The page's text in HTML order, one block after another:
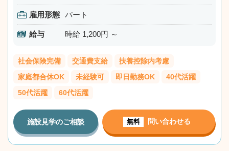
雇用形態 パート
給与 時給 1,200円 ～
社会保険完備 交通費支給
扶養控除内考慮
家庭都合休OK
未経験可 即日勤務OK
40代活躍
50代活躍
60代活躍
施設見学のご相談 無料 問い合わせる